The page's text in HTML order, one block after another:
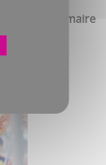
Ingrid Lemaire